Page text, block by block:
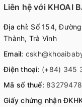
Liên hệ với KHOAI
Địa chỉ: Số 154,
Thành, Trà Vinh
Email:
Điện thoại: (+84) 345
Mã số thuế:
Giấy chứng nhận